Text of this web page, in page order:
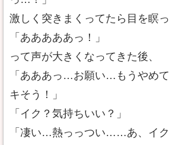
激しく突きまくってたら目を瞑
「あああああっ！」
って声が大きくなってきた後、
「あああっ…お願い…もうやめ
キそう！」
「イク？気持ちいい？」
「凄い…熱っっつい……あ、イ